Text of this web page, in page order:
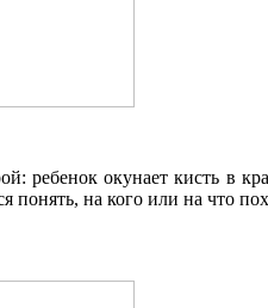
ребенок окунает кисть в
понять, на кого или на что